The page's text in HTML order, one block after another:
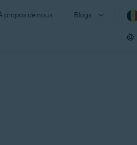
propos de nous Blogs